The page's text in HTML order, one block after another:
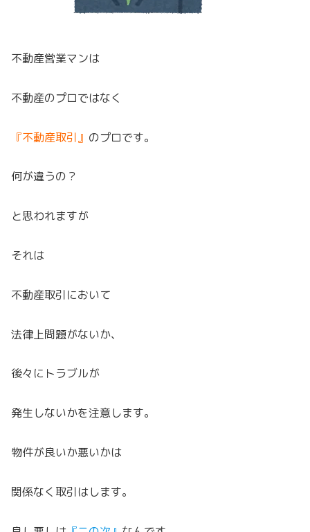
不動産営業マンは
不動産のプロではなく
『不動産取引』 のプロです。
何が違うの？
と思われますが
それは
不動産取引において
法律上問題がないか、
後々にトラブルが
発生しないかを注意します。
物件が良いか悪いかは
関係なく取引はします。